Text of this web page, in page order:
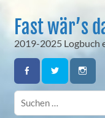
contentFast wär’s
2019-2025 Logbuch